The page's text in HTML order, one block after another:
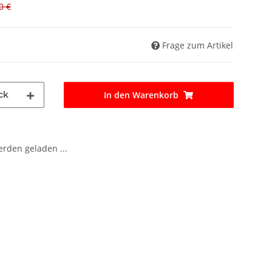
€
Frage zum Artikel
In den Warenkorb
geladen ...